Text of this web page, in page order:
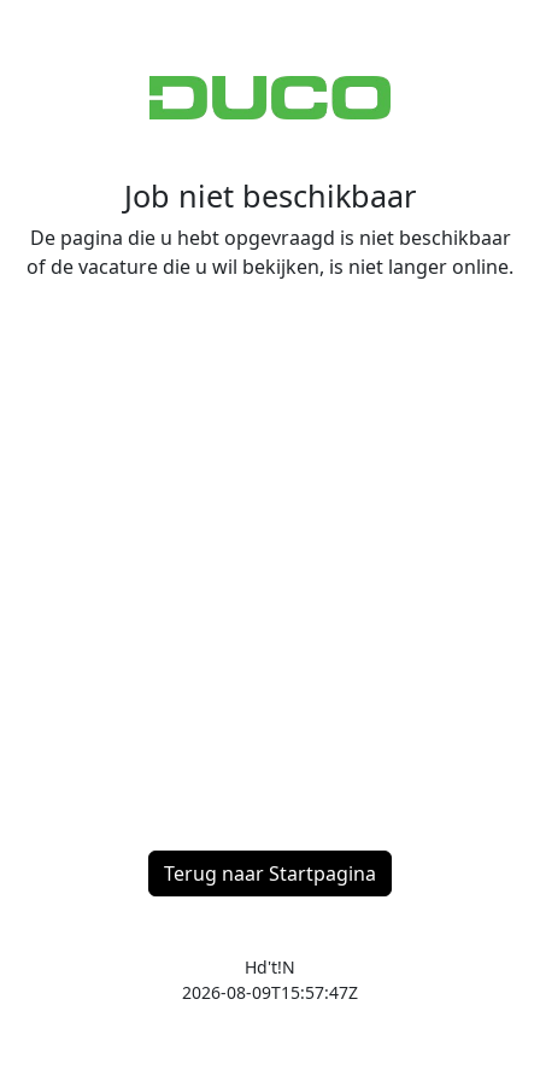
Job niet beschikbaar
De pagina die u hebt opgevraagd is niet beschikbaar
of de vacature die u wil bekijken, is niet langer online.
Terug naar Startpagina
Hd't!N
2026-08-09T15:57:47Z